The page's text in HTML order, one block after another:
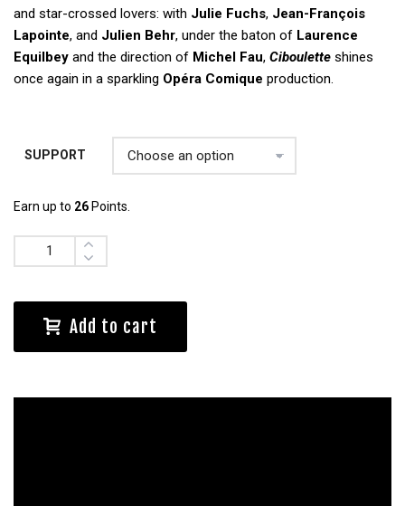
and star-crossed lovers: with Julie Fuchs, Jean-François
Lapointe, and Julien Behr, under the baton of Laurence
Equilbey and the direction of Michel Fau, Ciboulette shines
once again in a sparkling Opéra Comique production.
SUPPORT
Earn up to 26 Points.
Quantity
Add to cart